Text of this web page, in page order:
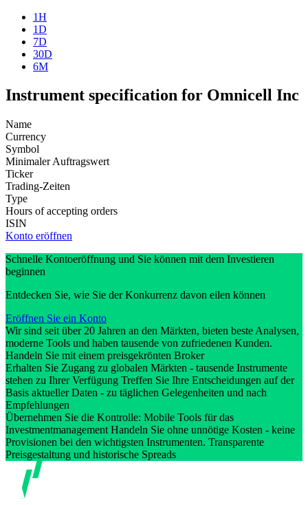
1H
1D
7D
30D
6M
Instrument specification for Omnicell Inc
Name
Currency
Symbol
Minimaler Auftragswert
Ticker
Trading-Zeiten
Type
Hours of accepting orders
ISIN
Konto eröffnen
Schnelle Kontoeröffnung und Sie können mit dem Investieren
beginnen
Entdecken Sie, wie Sie der Konkurrenz davon eilen können
Eröffnen Sie ein Konto
Wir sind seit über 20 Jahren an den Märkten, bieten beste Analysen,
moderne Tools und haben tausende von zufriedenen Kunden.
Handeln Sie mit einem preisgekrönten Broker
Erhalten Sie Zugang zu globalen Märkten - tausende Instrumente
stehen zu Ihrer Verfügung Treffen Sie Ihre Entscheidungen auf der
Basis aktueller Daten - zu täglichen Gelegenheiten und nach
Empfehlungen
Übernehmen Sie die Kontrolle: Mobile Tools für das
Investmentmanagement Handeln Sie ohne unnötige Kosten - keine
Provisionen bei den wichtigsten Instrumenten. Transparente
Preisgestaltung und historische Spreads